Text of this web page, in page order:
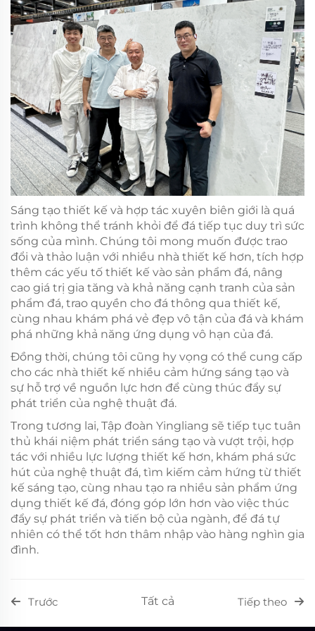
Sáng tạo thiết kế và hợp tác xuyên biên giới là quá
trình không thể tránh khỏi để đá tiếp tục duy trì sức
sống của mình. Chúng tôi mong muốn được trao
đổi và thảo luận với nhiều nhà thiết kế hơn, tích hợp
thêm các yếu tố thiết kế vào sản phẩm đá, nâng
cao giá trị gia tăng và khả năng cạnh tranh của sản
phẩm đá, trao quyền cho đá thông qua thiết kế,
cùng nhau khám phá vẻ đẹp vô tận của đá và khám
phá những khả năng ứng dụng vô hạn của đá.
Đồng thời, chúng tôi cũng hy vọng có thể cung cấp
cho các nhà thiết kế nhiều cảm hứng sáng tạo và
sự hỗ trợ về nguồn lực hơn để cùng thúc đẩy sự
phát triển của nghệ thuật đá.
Trong tương lai, Tập đoàn Yingliang sẽ tiếp tục tuân
thủ khái niệm phát triển sáng tạo và vượt trội, hợp
tác với nhiều lực lượng thiết kế hơn, khám phá sức
hút của nghệ thuật đá, tìm kiếm cảm hứng từ thiết
kế sáng tạo, cùng nhau tạo ra nhiều sản phẩm ứng
dụng thiết kế đá, đóng góp lớn hơn vào việc thúc
đẩy sự phát triển và tiến bộ của ngành, để đá tự
nhiên có thể tốt hơn thâm nhập vào hàng nghìn gia
đình.
Trước Tất cả Tiếp theo